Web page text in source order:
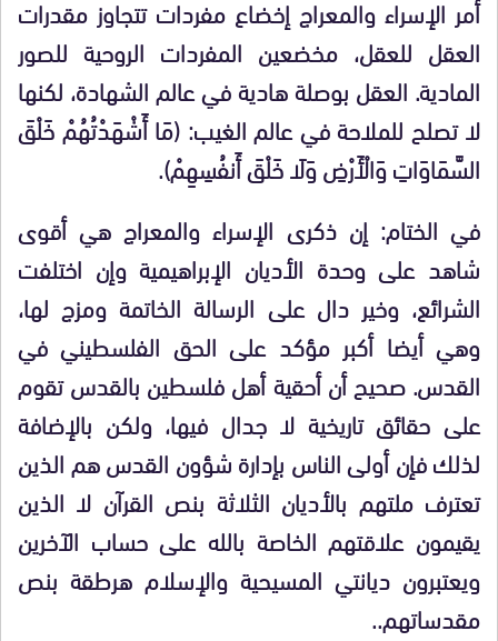
أمر الإسراء والمعراج إخضاع مفردات تتجاوز مقدرات
العقل للعقل، مخضعين المفردات الروحية للصور
المادية. العقل بوصلة هادية في عالم الشهادة، لكنها
لا تصلح للملاحة في عالم الغيب: (مَا أَشْهَدْتُهُمْ خَلْقَ
السَّمَاوَاتِ وَالْأَرْضِ وَلَا خَلْقَ أَنفُسِهِمْ).
في الختام: إن ذكرى الإسراء والمعراج هي أقوى
شاهد على وحدة الأديان الإبراهيمية وإن اختلفت
الشرائع، وخير دال على الرسالة الخاتمة ومزج لها،
وهي أيضا أكبر مؤكد على الحق الفلسطيني في
القدس. صحيح أن أحقية أهل فلسطين بالقدس تقوم
على حقائق تاريخية لا جدال فيها، ولكن بالإضافة
لذلك فإن أولى الناس بإدارة شؤون القدس هم الذين
تعترف ملتهم بالأديان الثلاثة بنص القرآن لا الذين
يقيمون علاقتهم الخاصة بالله على حساب الآخرين
ويعتبرون ديانتي المسيحية والإسلام هرطقة بنص
مقدساتهم..